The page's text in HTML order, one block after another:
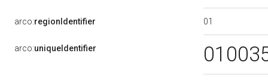
arco:regionIdentifier 01
arco:uniqueIdentifier